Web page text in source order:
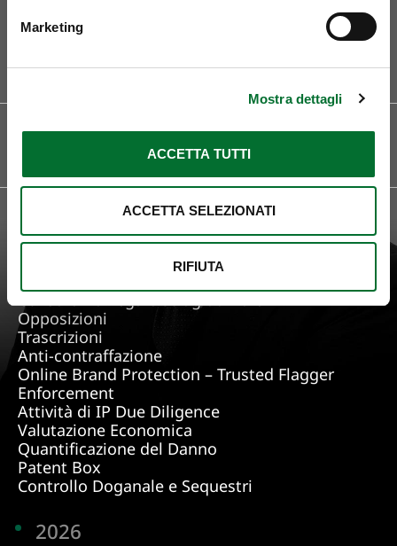
Marketing
Mostra dettagli
ACCETTA TUTTI
ACCETTA SELEZIONATI
RIFIUTA
Curriculum
Inglese
Design
Consulenza Legale Stragiudiziale
Opposizioni
Trascrizioni
Anti-contraffazione
Online Brand Protection – Trusted Flagger
Enforcement
Attività di IP Due Diligence
Valutazione Economica
Quantificazione del Danno
Patent Box
Controllo Doganale e Sequestri
2026